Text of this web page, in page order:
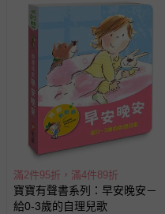
滿2件95折，滿4件89折
寶寶有聲書系列：早安晚安－
給0-3歲的自理兒歌